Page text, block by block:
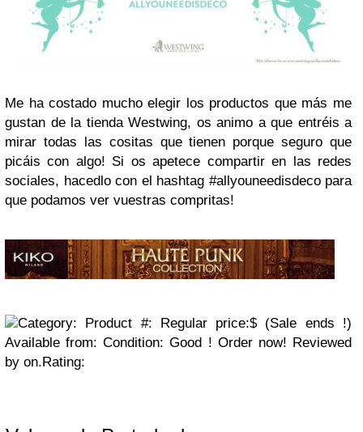
Me ha costado mucho elegir los productos que más me
gustan de la tienda Westwing, os animo a que entréis a
mirar todas las cositas que tienen porque seguro que
picáis con algo! Si os apetece compartir en las redes
sociales, hacedlo con el hashtag #allyouneedisdeco para
que podamos ver vuestras compritas!
Category: Product #:
Regular price:$ (Sale ends !)
Available from: Condition:Good ! Order now! Reviewed
by on.Rating: